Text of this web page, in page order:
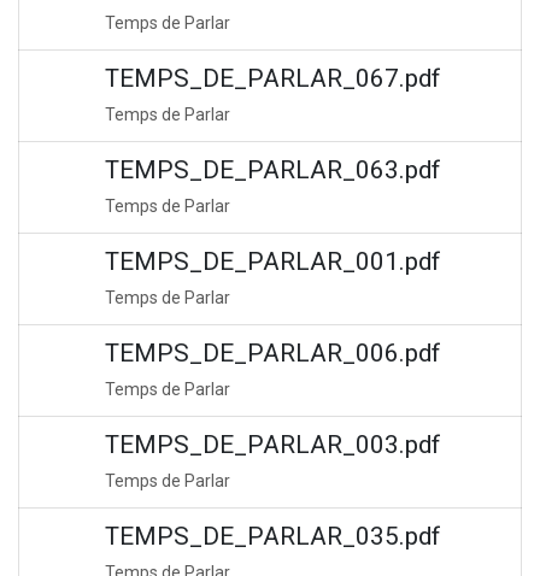
Temps de Parlar
TEMPS_DE_PARLAR_067.pdf
Temps de Parlar
TEMPS_DE_PARLAR_063.pdf
Temps de Parlar
TEMPS_DE_PARLAR_001.pdf
Temps de Parlar
TEMPS_DE_PARLAR_006.pdf
Temps de Parlar
TEMPS_DE_PARLAR_003.pdf
Temps de Parlar
TEMPS_DE_PARLAR_035.pdf
Temps de Parlar